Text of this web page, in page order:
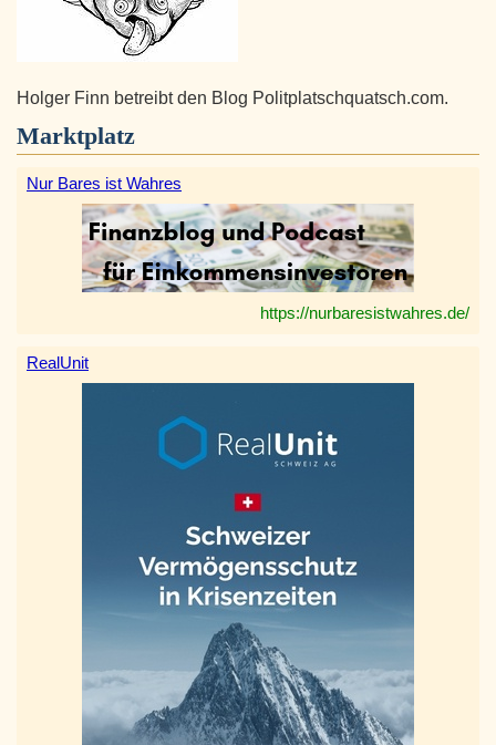
Holger Finn betreibt den Blog Politplatschquatsch.com.
Marktplatz
Nur Bares ist Wahres
https://nurbaresistwahres.de/
RealUnit